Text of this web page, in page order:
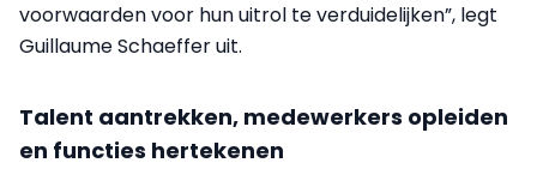
voorwaarden voor hun uitrol te verduidelijken”, legt
Guillaume Schaeffer uit.
Talent aantrekken, medewerkers opleiden
en functies hertekenen